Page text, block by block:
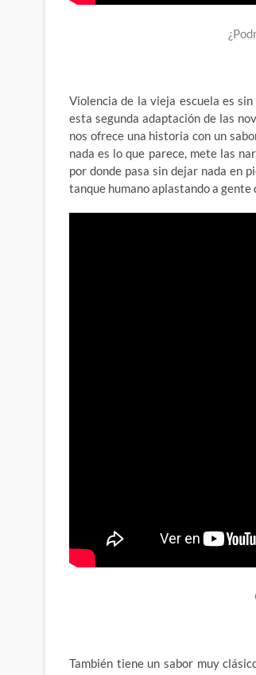
Violencia de la vieja escuela es
esta segunda adaptación de las
nos ofrece una historia con un
nada es lo que parece, mete las
por donde pasa sin dejar nada en
tanque humano aplastando a gente
También tiene un sabor muy